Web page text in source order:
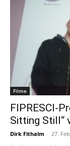
Filme
FIPRESCI-
Sitting Still“
Dirk Fithalm - 27.